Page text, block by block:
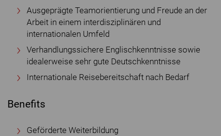
Ausgeprägte Teamorientierung und Freude an der
Arbeit in einem interdisziplinären und
internationalen Umfeld
Verhandlungssichere Englischkenntnisse sowie
idealerweise sehr gute Deutschkenntnisse
Internationale Reisebereitschaft nach Bedarf
Benefits
Geförderte Weiterbildung